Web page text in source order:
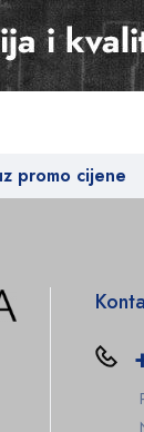
promo cijene